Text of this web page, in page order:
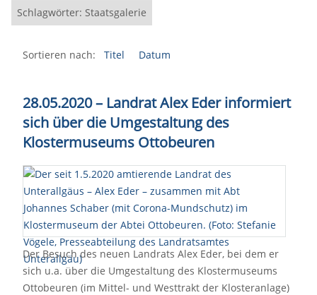
Schlagwörter: Staatsgalerie
Sortieren nach: Titel Datum
28.05.2020 – Landrat Alex Eder informiert
sich über die Umgestaltung des
Klostermuseums Ottobeuren
Der Besuch des neuen Landrats Alex Eder, bei dem er
sich u.a. über die Umgestaltung des Klostermuseums
Ottobeuren (im Mittel- und Westtrakt der Klosteranlage)